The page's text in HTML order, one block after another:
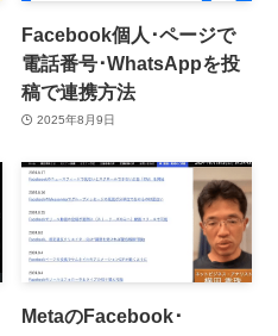
Facebook個人･ページで
電話番号･WhatsAppを投
稿で連携方法
2025年8月9日
MetaのFacebook･